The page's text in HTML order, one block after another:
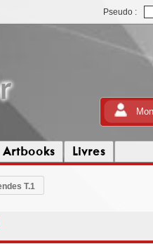
Pseudo :
Artbooks Livres
T.1